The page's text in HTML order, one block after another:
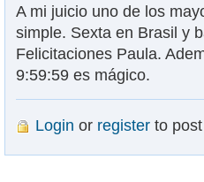
A mi juicio uno de los
simple. Sexta en Brasil y
Felicitaciones Paula.
9:59:59 es mágico.
Login or register to